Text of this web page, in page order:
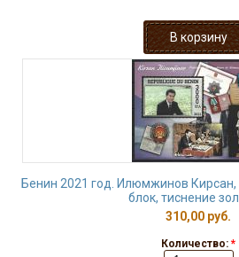
Бенин 2021 год. Илюмжинов
блок, тиснение
310,00 руб.
Количество: *